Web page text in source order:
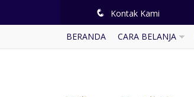
q Kontak Kami
BERANDA CARA BELANJA